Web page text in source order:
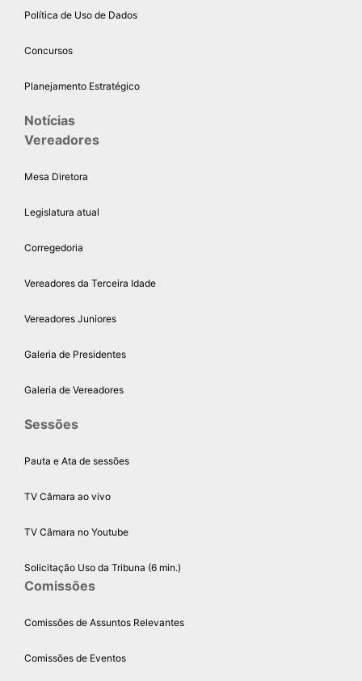
Política de Uso de Dados
Concursos
Planejamento Estratégico
Notícias
Vereadores
Mesa Diretora
Legislatura atual
Corregedoria
Vereadores da Terceira Idade
Vereadores Juniores
Galeria de Presidentes
Galeria de Vereadores
Sessões
Pauta e Ata de sessões
TV Câmara ao vivo
TV Câmara no Youtube
Solicitação Uso da Tribuna (6 min.)
Comissões
Comissões de Assuntos Relevantes
Comissões de Eventos